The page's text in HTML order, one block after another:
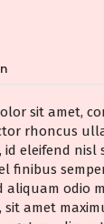
sit amet,
rhoncus
, id eleifend nisl
finibus
aliquam odio
sit amet